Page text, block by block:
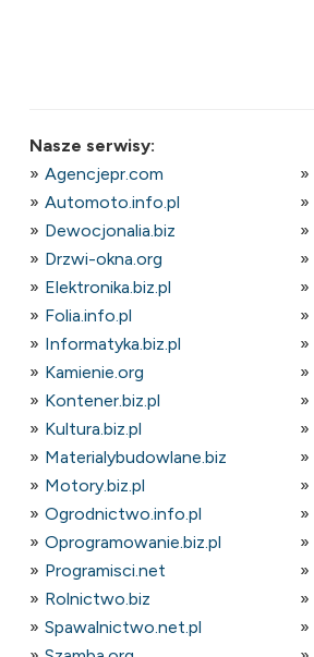
Nasze serwisy:
Agencjepr.com
Automoto.info.pl
Dewocjonalia.biz
Drzwi-okna.org
Elektronika.biz.pl
Folia.info.pl
Informatyka.biz.pl
Kamienie.org
Kontener.biz.pl
Kultura.biz.pl
Materialybudowlane.biz
Motory.biz.pl
Ogrodnictwo.info.pl
Oprogramowanie.biz.pl
Programisci.net
Rolnictwo.biz
Spawalnictwo.net.pl